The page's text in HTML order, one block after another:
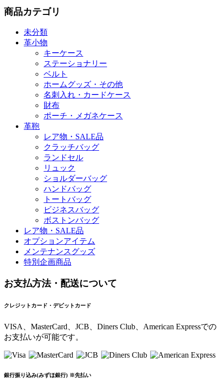
商品カテゴリ
未分類
革小物
キーケース
ステーショナリー
ベルト
ホームグッズ・その他
名刺入れ・カードケース
財布
ポーチ・メガネケース
革鞄
レア物・SALE品
クラッチバッグ
ランドセル
リュック
ショルダーバッグ
ハンドバッグ
トートバッグ
ビジネスバッグ
ボストンバッグ
レア物・SALE品
オプションアイテム
メンテナンスグッズ
特別企画商品
お支払方法・配送について
クレジットカード・デビットカード
VISA、MasterCard、JCB、Diners Club、American Expressでの
お支払いが可能です。
銀行振り込み(みずほ銀行) ※先払い